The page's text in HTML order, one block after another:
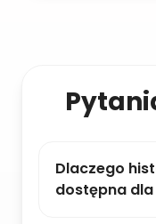
Dlaczego
dostępna